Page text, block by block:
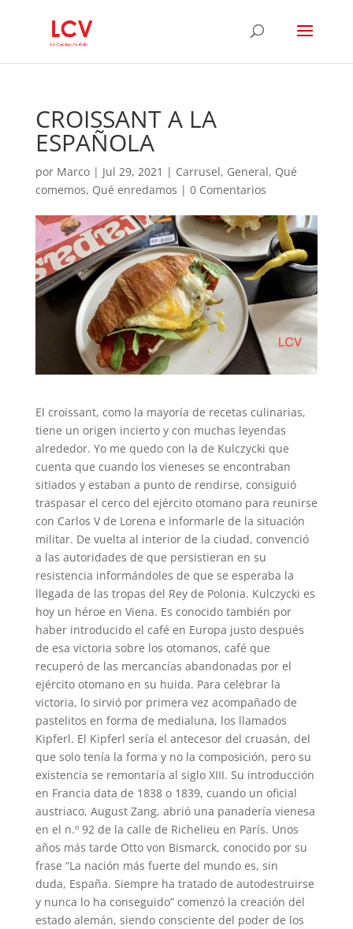
CROISSANT A LA
ESPAÑOLA
por Marco| Jul 29, 2021 | Carrusel, General, Qué
comemos, Qué enredamos | 0 Comentarios
El croissant, como la mayoría de recetas culinarias,
tiene un origen incierto y con muchas leyendas
alrededor. Yo me quedo con la de Kulczycki que
cuenta que cuando los vieneses se encontraban
sitiados y estaban a punto de rendirse, consiguió
traspasar el cerco del ejército otomano para reunirse
con Carlos V de Lorena e informarle de la situación
militar. De vuelta al interior de la ciudad, convenció
a las autoridades de que persistieran en su
resistencia informándoles de que se esperaba la
llegada de las tropas del Rey de Polonia. Kulczycki es
hoy un héroe en Viena. Es conocido también por
haber introducido el café en Europa justo después
de esa victoria sobre los otomanos, café que
recuperó de las mercancías abandonadas por el
ejército otomano en su huida. Para celebrar la
victoria, lo sirvió por primera vez acompañado de
pastelitos en forma de medialuna, los llamados
Kipferl. El Kipferl sería el antecesor del cruasán, del
que solo tenía la forma y no la composición, pero su
existencia se remontaría al siglo XIII. Su introducción
en Francia data de 1838 o 1839, cuando un oficial
austriaco, August Zang, abrió una panadería vienesa
en el n.º 92 de la calle de Richelieu en París. Unos
años más tarde Otto von Bismarck, conocido por su
frase “La nación más fuerte del mundo es, sin
duda, España. Siempre ha tratado de autodestruirse
y nunca lo ha conseguido” comenzó la creación del
estado alemán, siendo consciente del poder de los